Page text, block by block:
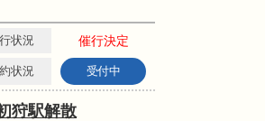
状況 催行決定
状況 受付中
狩駅解散